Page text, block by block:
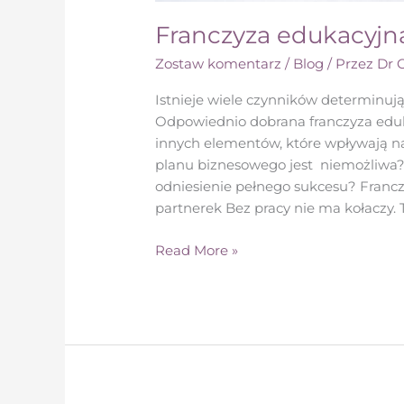
Franczyza
Zostaw komentarz / Blog / Przez Dr
Istnieje wiele czynników
Odpowiednio dobrana franczyza
innych elementów, które wpływają
planu biznesowego jest
odniesienie pełnego sukcesu?
partnerek Bez pracy nie ma kołaczy.
Read More »